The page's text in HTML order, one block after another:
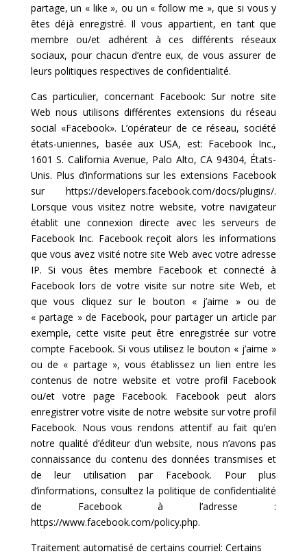
partage, un « like », ou un « follow me », que si vous y
êtes déjà enregistré. Il vous appartient, en tant que
membre ou/et adhérent à ces différents réseaux
sociaux, pour chacun d’entre eux, de vous assurer de
leurs politiques respectives de confidentialité.
Cas particulier, concernant Facebook: Sur notre site
Web nous utilisons différentes extensions du réseau
social «Facebook». L’opérateur de ce réseau, société
états-uniennes, basée aux USA, est: Facebook Inc.,
1601 S. California Avenue, Palo Alto, CA 94304, États-
Unis. Plus d’informations sur les extensions Facebook
sur https://developers.facebook.com/docs/plugins/.
Lorsque vous visitez notre website, votre navigateur
établit une connexion directe avec les serveurs de
Facebook Inc. Facebook reçoit alors les informations
que vous avez visité notre site Web avec votre adresse
IP. Si vous êtes membre Facebook et connecté à
Facebook lors de votre visite sur notre site Web, et
que vous cliquez sur le bouton « j’aime » ou de
« partage » de Facebook, pour partager un article par
exemple, cette visite peut être enregistrée sur votre
compte Facebook. Si vous utilisez le bouton « j’aime »
ou de « partage », vous établissez un lien entre les
contenus de notre website et votre profil Facebook
ou/et votre page Facebook. Facebook peut alors
enregistrer votre visite de notre website sur votre profil
Facebook. Nous vous rendons attentif au fait qu’en
notre qualité d’éditeur d’un website, nous n’avons pas
connaissance du contenu des données transmises et
de leur utilisation par Facebook. Pour plus
d’informations, consultez la politique de confidentialité
de Facebook à l’adresse :
https://www.facebook.com/policy.php.
Traitement automatisé de certains courriel: Certains